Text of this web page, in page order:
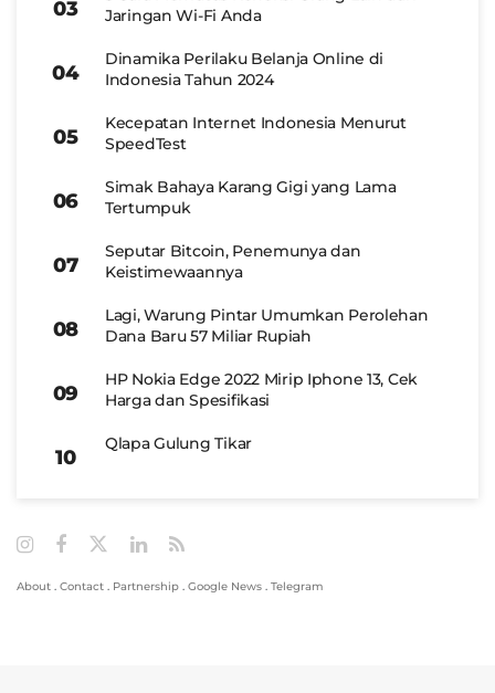
Jaringan Wi-Fi Anda
Dinamika Perilaku Belanja Online di
Indonesia Tahun 2024
Kecepatan Internet Indonesia Menurut
SpeedTest
Simak Bahaya Karang Gigi yang Lama
Tertumpuk
Seputar Bitcoin, Penemunya dan
Keistimewaannya
Lagi, Warung Pintar Umumkan Perolehan
Dana Baru 57 Miliar Rupiah
HP Nokia Edge 2022 Mirip Iphone 13, Cek
Harga dan Spesifikasi
Qlapa Gulung Tikar
About . Contact . Partnership . Google News . Telegram